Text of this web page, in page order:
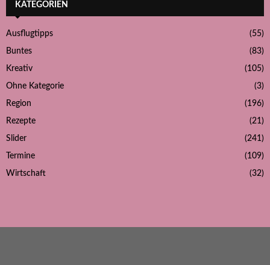
KATEGORIEN
Ausflugtipps (55)
Buntes (83)
Kreativ (105)
Ohne Kategorie (3)
Region (196)
Rezepte (21)
Slider (241)
Termine (109)
Wirtschaft (32)